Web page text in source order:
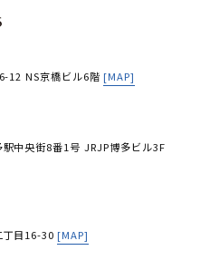
12 NS京橋ビル6階 [MAP]
中央街8番1号 JRJP博多ビル3F
丁目16-30 [MAP]